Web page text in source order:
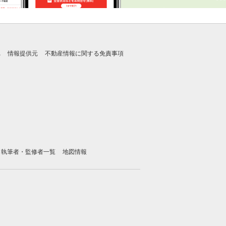
情報提供元 不動産情報に関する免責事項
執筆者・監修者一覧 地図情報